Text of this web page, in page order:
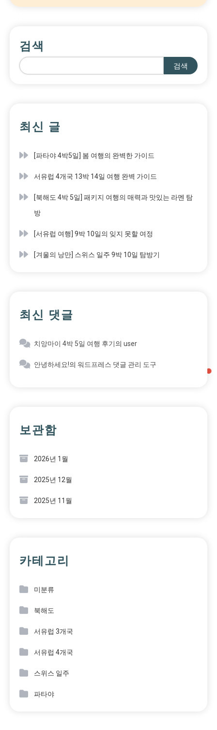
검색
검색
최신 글
[파타야 4박5일] 봄 여행의 완벽한 가이드
서유럽 4개국 13박 14일 여행 완벽 가이드
[북해도 4박 5일] 패키지 여행의 매력과 맛있는 라멘 탐
방
[서유럽 여행] 9박 10일의 잊지 못할 여정
[겨울의 낭만] 스위스 일주 9박 10일 탐방기
최신 댓글
치앙마이 4박 5일 여행 후기의 user
안녕하세요!의 워드프레스 댓글 관리 도구
보관함
2026년 1월
2025년 12월
2025년 11월
카테고리
미분류
북해도
서유럽 3개국
서유럽 4개국
스위스 일주
파타야